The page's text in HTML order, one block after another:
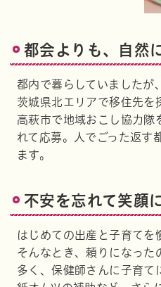
都会よりも、自然
都内で暮らしていましたが
茨城県北エリアで移住先を
高萩市で地域おこし協力隊
れて応募。人でごった返す
ます。
不安を忘れて笑顔
はじめての出産と子育てを
そんなとき、頼りになった
多く、保健師さんに子育て